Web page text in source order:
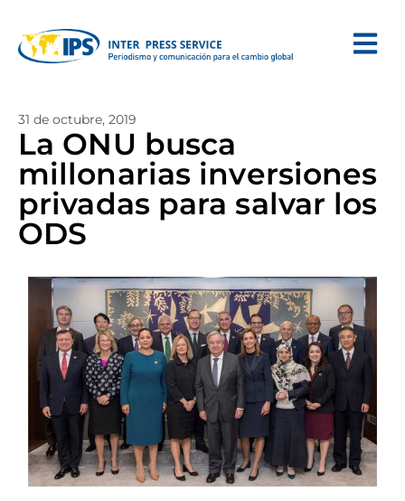
31 de octubre, 2019
La ONU busca
millonarias inversiones
privadas para salvar los
ODS